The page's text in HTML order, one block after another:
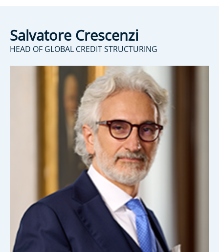
Salvatore Crescenzi
HEAD OF GLOBAL CREDIT STRUCTURING